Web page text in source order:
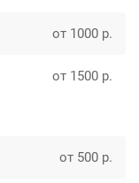
от 1000 р.
от 1500 р.
от 500 р.